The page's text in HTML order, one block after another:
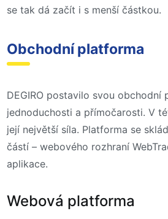
se tak dá začít i s menší částkou.
Obchodní platforma
DEGIRO postavilo svou obchodní
jednoduchosti a přímočarosti. V
její největší síla. Platforma se
částí – webového rozhraní
aplikace.
Webová platforma